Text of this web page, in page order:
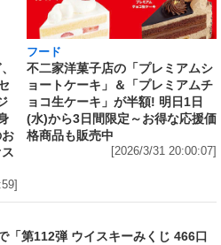
フード
不二家洋菓子店の「プレミアムシ
ョートケーキ」＆「プレミアムチ
ョコ生ケーキ」が半額! 明日1日
(水)から3日間限定～お得な応援価
格商品も販売中
[2026/3/31 20:00:07]
「第112弾 ウイスキーみくじ 466口